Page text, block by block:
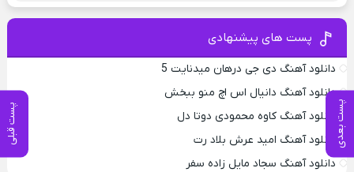
پست بعدی پست قبلی
پست های پیشنهادی
دانلود آهنگ دی جی درهان میدنایت 5
دانلود آهنگ دانیال اس اچ منو ببخش
دانلود آهنگ کاوه محمودی دوتا دل
دانلود آهنگ امید عرش بلاد رت
دانلود آهنگ سجاد مایل زاده سفر